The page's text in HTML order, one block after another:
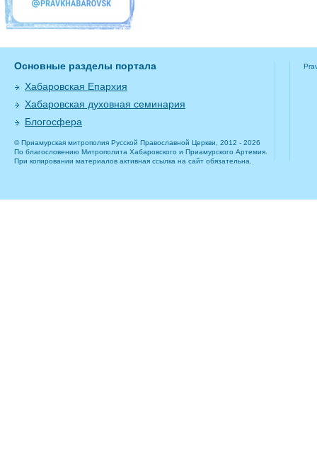
Основные разделы портала
Хабаровская Епархия
Хабаровская духовная семинария
Блогосфера
© Приамурская митрополия Русской Православной Церкви, 2012 - 2026
По благословению Митрополита Хабаровского и Приамурского Артемия.
При копировании материалов активная ссылка на сайт обязательна.